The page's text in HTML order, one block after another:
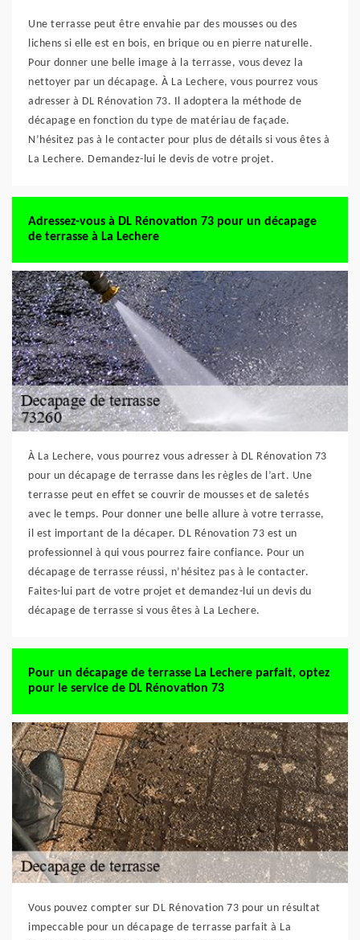
Une terrasse peut être envahie par des mousses ou des
lichens si elle est en bois, en brique ou en pierre naturelle.
Pour donner une belle image à la terrasse, vous devez la
nettoyer par un décapage. À La Lechere, vous pourrez vous
adresser à DL Rénovation 73. Il adoptera la méthode de
décapage en fonction du type de matériau de façade.
N’hésitez pas à le contacter pour plus de détails si vous êtes à
La Lechere. Demandez-lui le devis de votre projet.
Adressez-vous à DL Rénovation 73 pour un décapage
de terrasse à La Lechere
À La Lechere, vous pourrez vous adresser à DL Rénovation 73
pour un décapage de terrasse dans les règles de l’art. Une
terrasse peut en effet se couvrir de mousses et de saletés
avec le temps. Pour donner une belle allure à votre terrasse,
il est important de la décaper. DL Rénovation 73 est un
professionnel à qui vous pourrez faire confiance. Pour un
décapage de terrasse réussi, n’hésitez pas à le contacter.
Faites-lui part de votre projet et demandez-lui un devis du
décapage de terrasse si vous êtes à La Lechere.
Pour un décapage de terrasse La Lechere parfait, optez
pour le service de DL Rénovation 73
Vous pouvez compter sur DL Rénovation 73 pour un résultat
impeccable pour un décapage de terrasse parfait à La